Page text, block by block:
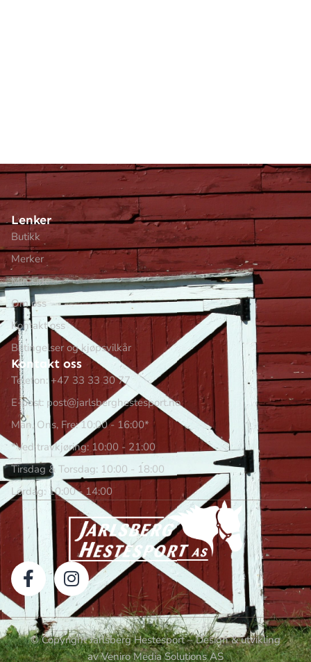
Lenker
Butikk
Merker
Min side
Om oss
Kontakt oss
Betingelser og kjøpsvilkår
Kontakt oss
Telefon: +47 33 33 30 77
E-post: post@jarlsberghestesport.no
Man, Ons, Fre: 10:00 - 16:00*
*Ved travkjøring: 10:00 - 21:00
Tirsdag & Torsdag: 10:00 - 18:00
Lørdag: 10:00 - 14:00
© Copyright Jarlsberg Hestesport – Design & utvikling
av Veniro Media Solutions AS